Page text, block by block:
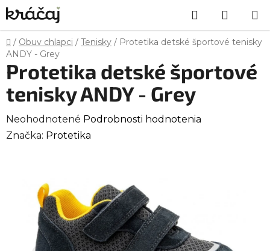
Prejsť
na
obsah
Hľadať
KOŠÍK
Domov
/ Obuv chlapci / Tenisky / Protetika detské športové tenisky
ANDY - Grey
Protetika detské športové
tenisky ANDY - Grey
Priemerné
hodnotenie
hviezdičiek.
Neohodnotené Podrobnosti hodnotenia
Značka: Protetika